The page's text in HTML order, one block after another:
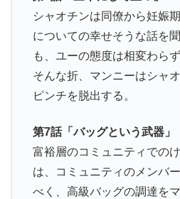
シャオチンは同僚から妊娠
についての幸せそうな話を
も、ユーの態度は相変わら
そんな折、マンニーはシャ
ピンチを脱出する。
第7話「バッグという武器」
富裕層のコミュニティでの
は、コミュニティのメンバ
べく、高級バッグの調達を